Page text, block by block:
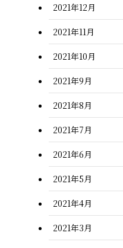
2021年12月
2021年11月
2021年10月
2021年9月
2021年8月
2021年7月
2021年6月
2021年5月
2021年4月
2021年3月